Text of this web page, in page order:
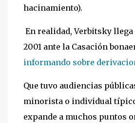
hacinamiento).
En realidad, Verbitsky llega
2001 ante la Casación
informando sobre
Que tuvo audiencias
minorista o individual típico
expande a muchos puntos